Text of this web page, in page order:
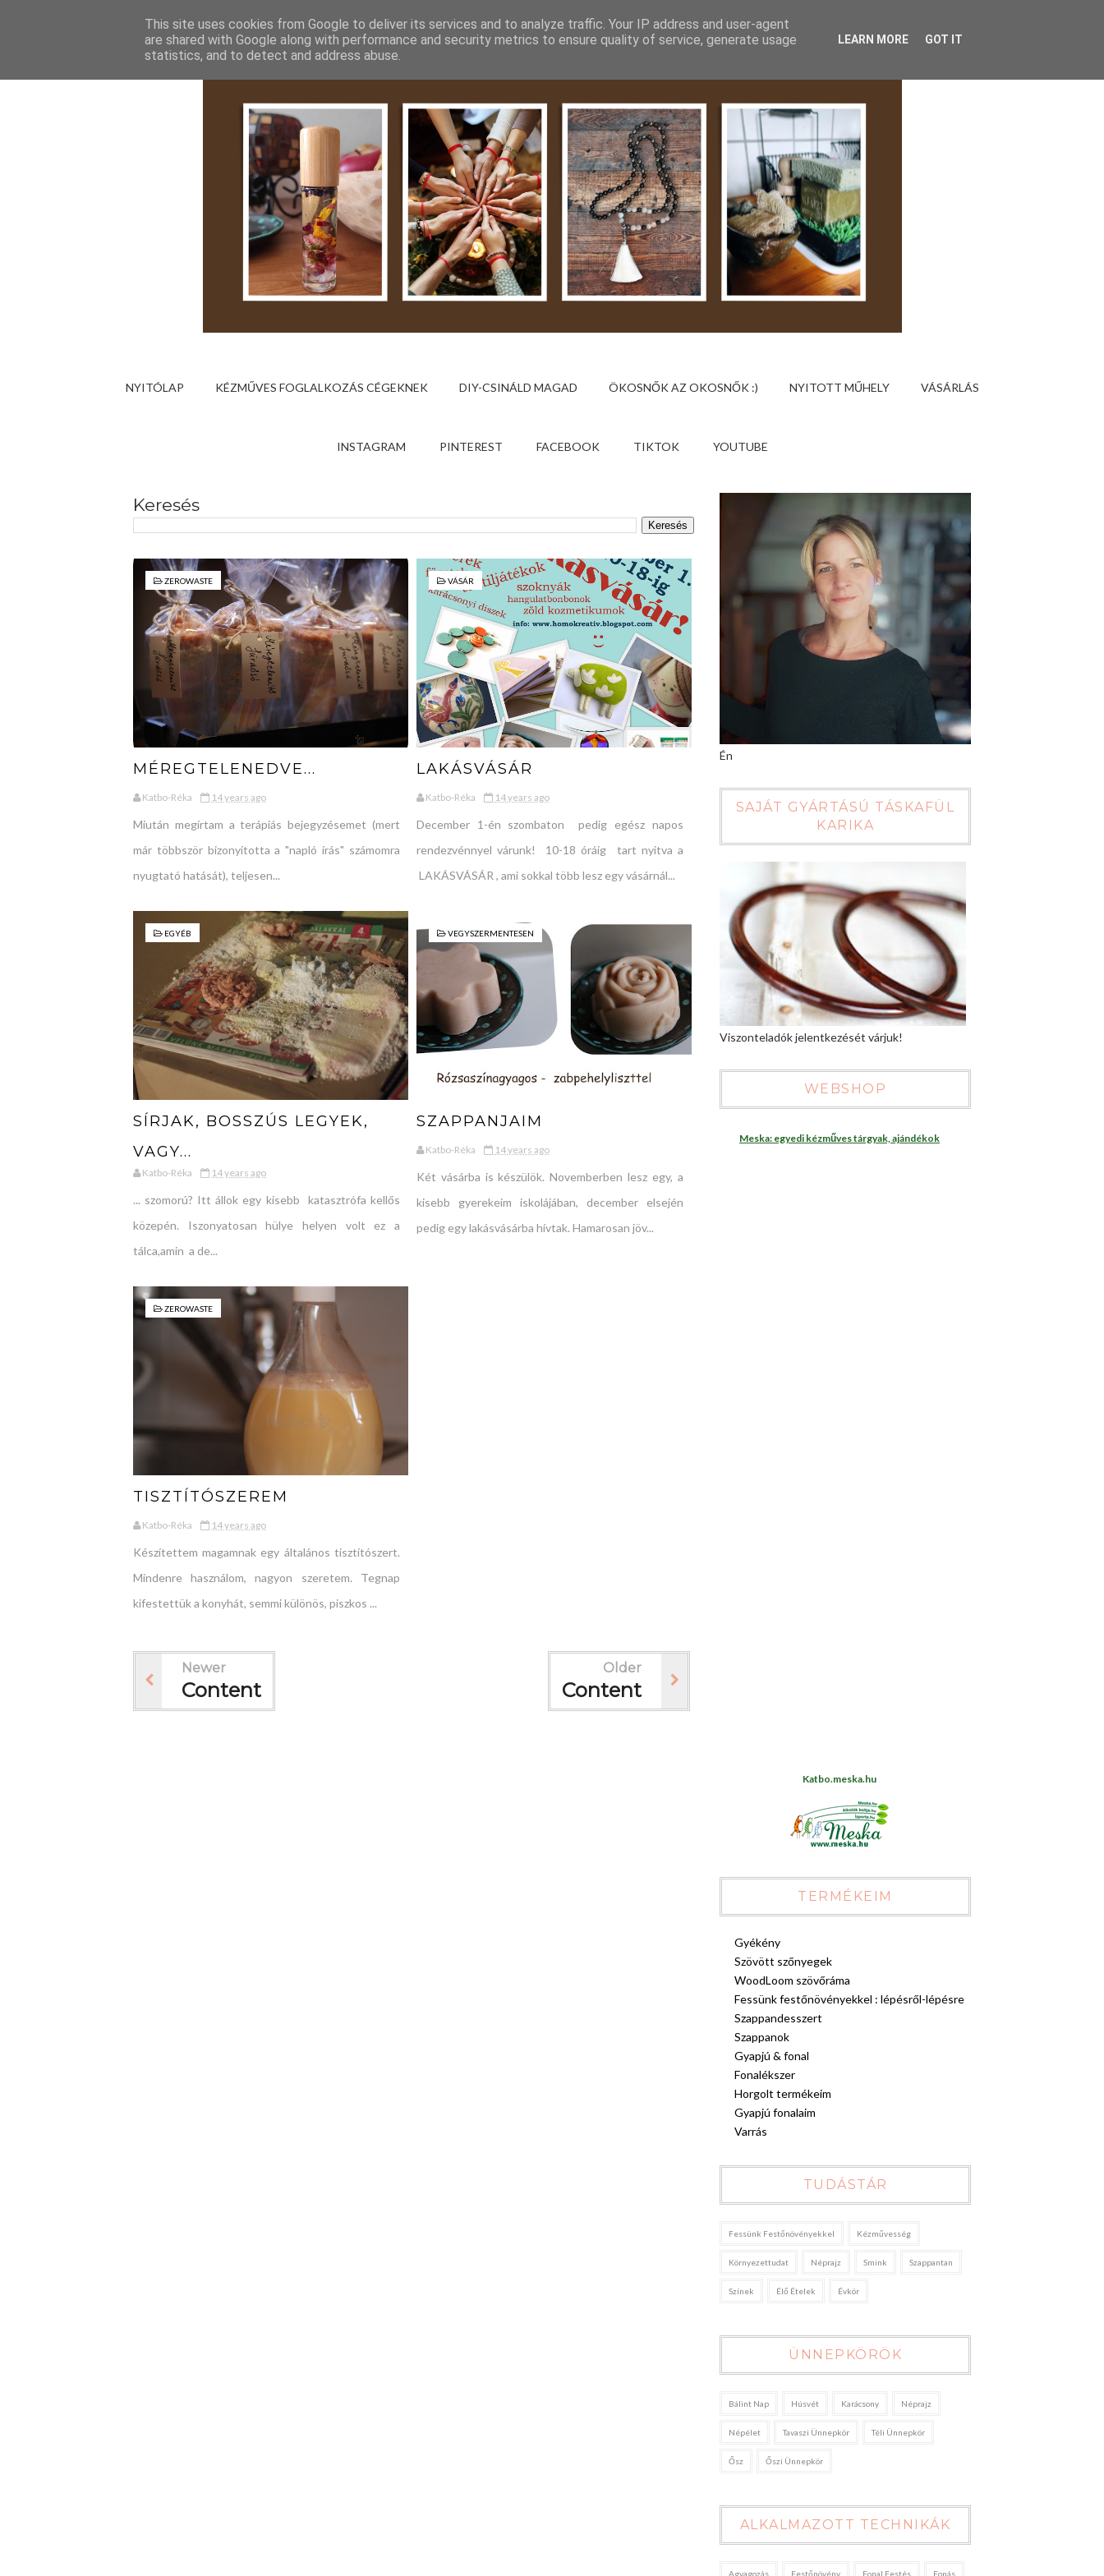
NYITÓLAP KÉZMŰVES FOGLALKOZÁS CÉGEKNEK DIY-CSINÁLD MAGAD ÖKOSNŐK AZ OKOSNŐK :) NYITOTT MŰHELY VÁSÁRLÁS
INSTAGRAM PINTEREST FACEBOOK TIKTOK YOUTUBE
Keresés
ZEROWASTE
MÉREGTELENEDVE...
Katbo-Réka 14 years ago
Miután megírtam a terápiás bejegyzésemet (mert
már többször bizonyította a "napló írás" számomra
nyugtató hatását), teljesen...
VÁSÁR
LAKÁSVÁSÁR
Katbo-Réka 14 years ago
December 1-én szombaton pedig egész napos
rendezvénnyel várunk! 10-18 óráig tart nyitva a
LAKÁSVÁSÁR , ami sokkal több lesz egy vásárnál...
EGYÉB
SÍRJAK, BOSSZÚS LEGYEK,
VAGY...
Katbo-Réka 14 years ago
... szomorú? Itt állok egy kisebb katasztrófa kellős
közepén. Iszonyatosan hülye helyen volt ez a
tálca,amin a de...
VEGYSZERMENTESEN
SZAPPANJAIM
Katbo-Réka 14 years ago
Két vásárba is készülök. Novemberben lesz egy, a
kisebb gyerekeim iskolájában, december elsején
pedig egy lakásvásárba hívtak. Hamarosan jöv...
ZEROWASTE
TISZTÍTÓSZEREM
Katbo-Réka 14 years ago
Készítettem magamnak egy általános tisztítószert.
Mindenre használom, nagyon szeretem. Tegnap
kifestettük a konyhát, semmi különös, piszkos ...
Newer
Content
Older
Content
Én
SAJÁT GYÁRTÁSÚ TÁSKAFÜL
KARIKA
Viszonteladók jelentkezését várjuk!
WEBSHOP
Meska: egyedi kézműves tárgyak, ajándékok
Katbo.meska.hu
TERMÉKEIM
Gyékény
Szövött szőnyegek
WoodLoom szövőráma
Fessünk festőnövényekkel : lépésről-lépésre
Szappandesszert
Szappanok
Gyapjú & fonal
Fonalékszer
Horgolt termékeim
Gyapjú fonalaim
Varrás
TUDÁSTÁR
Fessünk Festőnövényekkel Kézművesség
Környezettudat Néprajz Smink Szappantan
Színek Élő Ételek Évkör
ÜNNEPKÖRÖK
Bálint Nap Húsvét Karácsony Néprajz
Népélet Tavaszi Ünnepkör Téli Ünnepkör
Ősz Őszi Ünnepkör
ALKALMAZOTT TECHNIKÁK
Agyagozás Festőnövény Fonal Festés Fonás
This site uses cookies from Google to deliver its services and to analyze traffic. Your IP address and user-agent
are shared with Google along with performance and security metrics to ensure quality of service, generate usage
statistics, and to detect and address abuse.
LEARN MORE GOT IT